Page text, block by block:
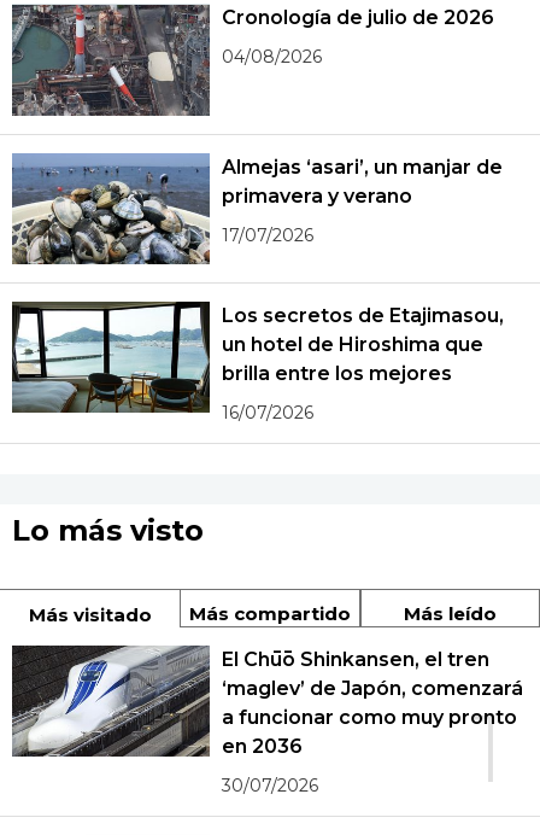
Cronología de julio de 2026
04/08/2026
Almejas ‘asari’, un manjar de
primavera y verano
17/07/2026
Los secretos de Etajimasou,
un hotel de Hiroshima que
brilla entre los mejores
16/07/2026
Lo más visto
Más visitado Más compartido Más leído
1
El Chūō Shinkansen, el tren
‘maglev’ de Japón, comenzará
a funcionar como muy pronto
en 2036
30/07/2026